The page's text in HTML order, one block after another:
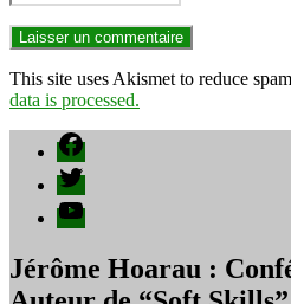
This site uses Akismet to reduce
data is processed.
Facebook
Twitter
YouTube
Jérôme Hoarau :